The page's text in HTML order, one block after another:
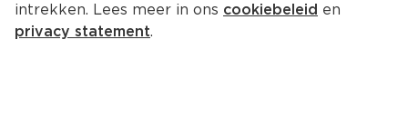
intrekken. Lees meer in ons cookiebeleid en
privacy statement.